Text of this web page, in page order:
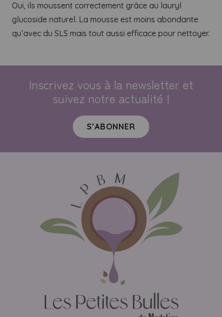
Oui, ils moussent correctement grâce au lauryl
glucoside naturel. La mousse est moins abondante
qu’avec du SLS mais tout aussi efficace pour nettoyer.
Inscrivez vous à la newsletter et
suivez notre actualité !
S’ABONNER